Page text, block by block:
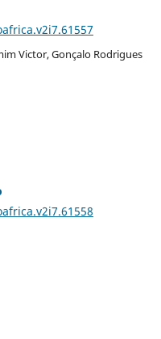
Victor, Gonçalo Rodrigues